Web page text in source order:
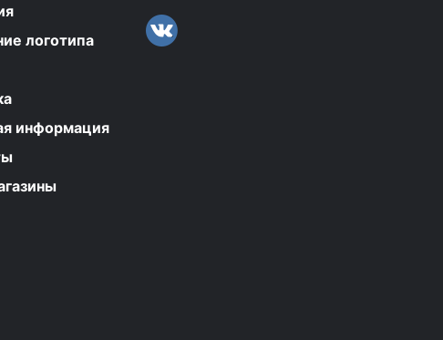
логотипа
информация